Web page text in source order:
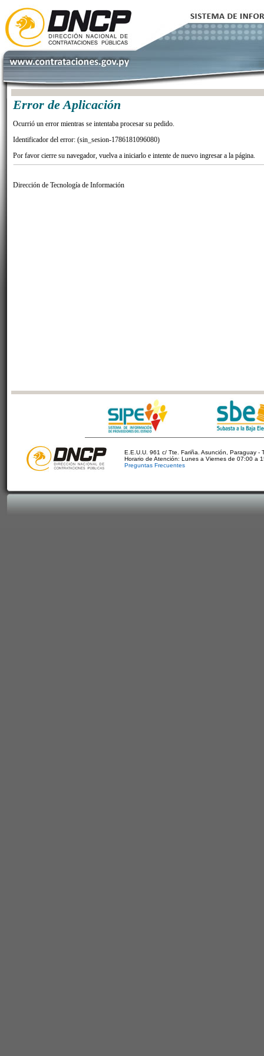
Error de Aplicación
Ocurrió un error mientras se intentaba procesar su pedido.
Identificador del error: (sin_sesion-1786181096080)
Por favor cierre su navegador, vuelva a iniciarlo e intente de nuevo ingresar a la página.
Dirección de Tecnología de Información
E.E.U.U. 961 c/ Tte. Fariña. Asunción, Paraguay -
Horario de Atención: Lunes a Viernes de 07:00 a
Preguntas Frecuentes